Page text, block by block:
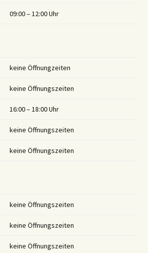
09:00 – 12:00 Uhr
keine Öffnungzeiten
keine Öffnungszeiten
16:00 – 18:00 Uhr
keine Öffnungszeiten
keine Öffnungszeiten
keine Öffnungszeiten
keine Öffnungszeiten
keine Öffnungszeiten